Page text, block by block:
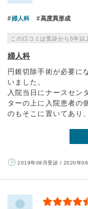
婦人科 高度異形成
この口コミは受診から5年以
婦人科
円錐切除手術が必要に
いました。
入院当日にナースセン
ターの上に入院患者の
のもそこに置いてあり
2019年08月受診 / 2020年06